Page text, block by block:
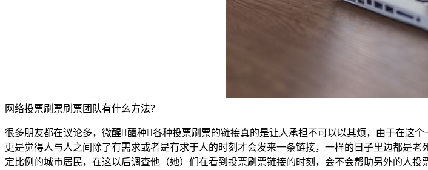
网络投票刷票刷票团队有什么方法？
很多朋友都在议论多，微醒醴种各种投票刷票的链接真的是让人承担不可以以其烦，由于在这
更是觉得人与人之间除了有需求或者是有求于人的时刻才会发来一条链接，一样的日子里边都是
定比例的城市居民，在这以后调查他（她）们在看到投票刷票链接的时刻，会不会帮助另外的人